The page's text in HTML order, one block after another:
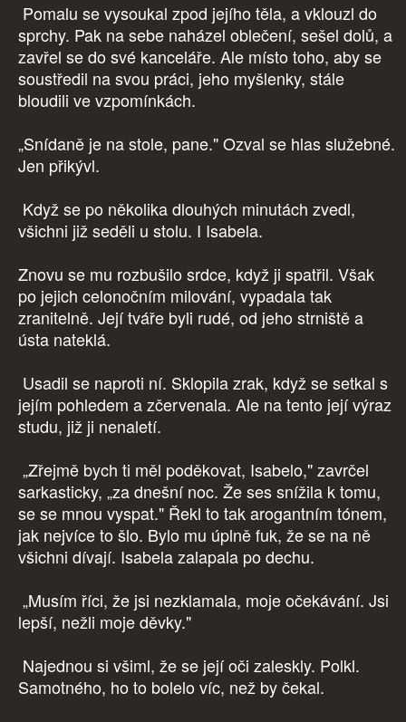
Pomalu se vysoukal zpod jejího těla, a vklouzl do
sprchy. Pak na sebe naházel oblečení, sešel dolů, a
zavřel se do své kanceláře. Ale místo toho, aby se
soustředil na svou práci, jeho myšlenky, stále
bloudili ve vzpomínkách.
„Snídaně je na stole, pane." Ozval se hlas služebné.
Jen přikývl.
Když se po několika dlouhých minutách zvedl,
všichni již seděli u stolu. I Isabela.
Znovu se mu rozbušilo srdce, když ji spatřil. Však
po jejich celonočním milování, vypadala tak
zranitelně. Její tváře byli rudé, od jeho strniště a
ústa nateklá.
Usadil se naproti ní. Sklopila zrak, když se setkal s
jejím pohledem a zčervenala. Ale na tento její výraz
studu, již ji nenaletí.
„Zřejmě bych ti měl poděkovat, Isabelo," zavrčel
sarkasticky, „za dnešní noc. Že ses snížila k tomu,
se se mnou vyspat." Řekl to tak arogantním tónem,
jak nejvíce to šlo. Bylo mu úplně fuk, že se na ně
všichni dívají. Isabela zalapala po dechu.
„Musím říci, že jsi nezklamala, moje očekávání. Jsi
lepší, nežli moje děvky."
Najednou si všiml, že se její oči zaleskly. Polkl.
Samotného, ho to bolelo víc, než by čekal.